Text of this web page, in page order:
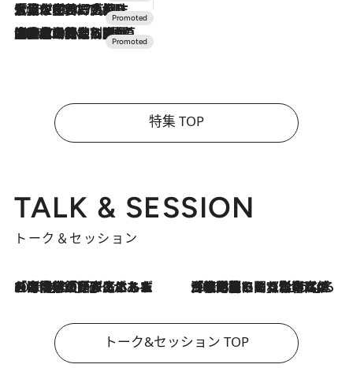
2026.7.17
「土佐和ハーブかき氷」がOMO7高知に登場！生姜、山椒、大葉など目にも舌にも涼を呼ぶ郷土の味
2026.7.10
NEW OPEN！【界 草津】名湯の地に誕生。趣の異なる2種の温泉と上州ならではの会席・蕎麦割烹など美食を味わう究極の癒やし旅
特集 TOP
TALK & SESSION
トーク＆セッション
2026.8.3
「今後値上げがあるとすれば…」「リスクがあるのは今年の冬」エネルギー専門家が語る、ホルムズ海峡封鎖が家庭にもたらす“ある心配” 2026.8.3
「住宅建てられない…」「サーチャージ料の高値が続いている」ホルムズ海峡封鎖による影響はいつまで続く？《エネルギー専門家に聞く“どうなる日本の暮らし”》
トーク&セッション TOP